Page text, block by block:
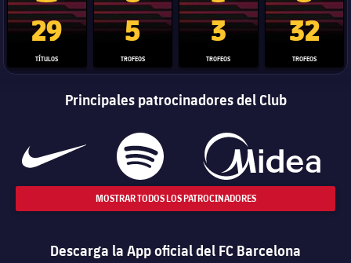
Trofeo de La Liga
29
TÍTULOS
Trofeo de la Liga de Campeones
5
TROFEOS
Trofeo del Mundial de
3
TROFEOS
Copa del
32
TROFEOS
Principales patrocinadores del Club
MOSTRAR TODOS LOS PATROCINADORES
Descarga la App oficial del FC Barcelona